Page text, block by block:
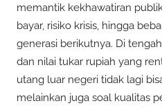
memantik kekhawatiran
bayar, risiko krisis, hingga
generasi berikutnya. Di
dan nilai tukar rupiah yang
utang luar negeri tidak lagi
melainkan juga soal kualitas